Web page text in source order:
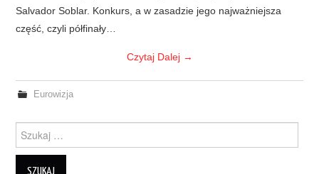
Salvador Soblar. Konkurs, a w zasadzie jego najważniejsza
część, czyli półfinały…
Czytaj Dalej →
Eurowizja
Szukanie dla: